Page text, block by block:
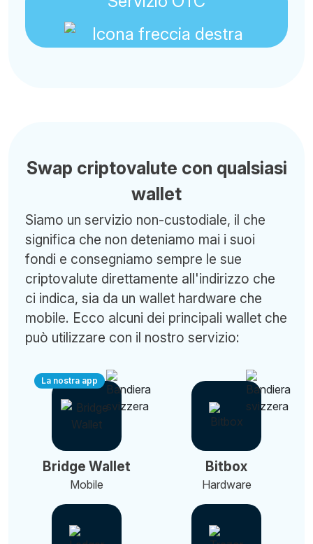
Swap criptovalute con qualsiasi
wallet
Siamo un servizio non-custodiale, il che
significa che non deteniamo mai i suoi
fondi e consegniamo sempre le sue
criptovalute direttamente all'indirizzo che
ci indica, sia da un wallet hardware che
mobile. Ecco alcuni dei principali wallet che
può utilizzare con il nostro servizio:
La nostra app
Bridge Wallet
Mobile
Bitbox
Hardware